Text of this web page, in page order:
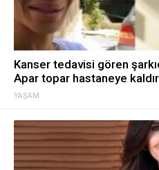
YAŞAM
Kanser tedavisi gören
Apar topar hastaneye